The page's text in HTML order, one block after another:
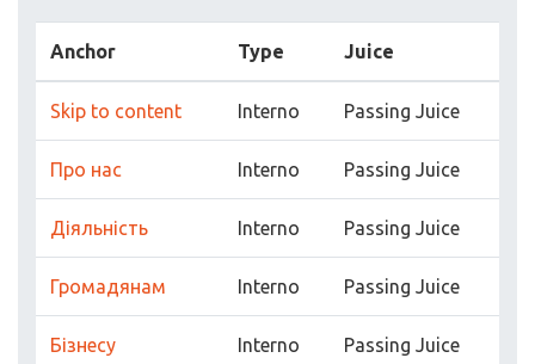
Anchor Type Juice
Skip to content Interno Passing Juice
Про нас Interno Passing Juice
Діяльність Interno Passing Juice
Громадянам Interno Passing Juice
Бізнесу Interno Passing Juice